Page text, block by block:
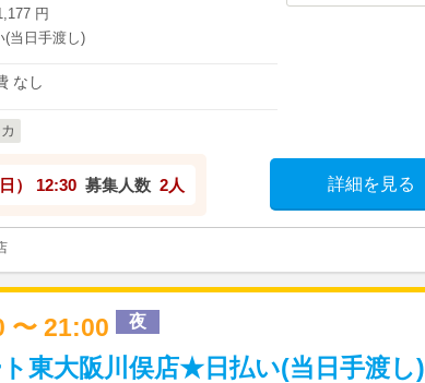
円
(当日手渡し)
なし
） 12:30 募集人数 2人 詳細を見る
〜 21:00 夜
東大阪川俣店★日払い(当日手渡し)